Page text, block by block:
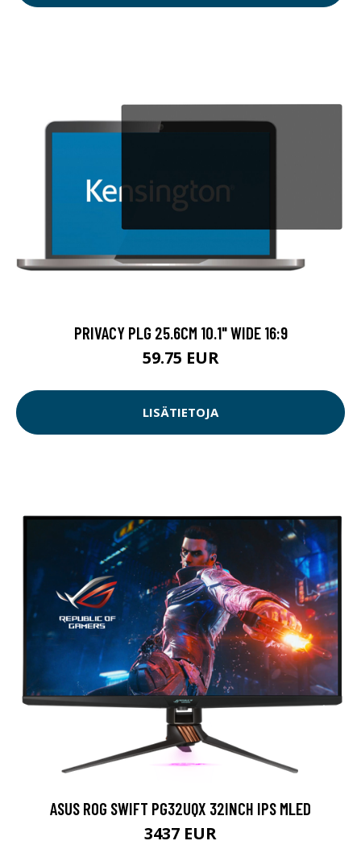
PRIVACY PLG 25.6CM 10.1" WIDE 16:9
59.75 EUR
LISÄTIETOJA
ASUS ROG SWIFT PG32UQX 32INCH IPS MLED
3437 EUR